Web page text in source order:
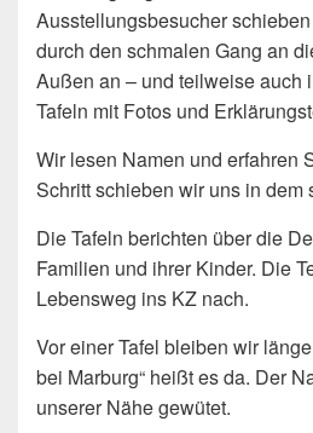
Ausstellungsbesucher
durch den schmalen Gang an
Außen an – und teilweise auch
Tafeln mit Fotos und
Wir lesen Namen und erfahren
Schritt schieben wir uns in dem
Die Tafeln berichten über die
Familien und ihrer Kinder. Die
Lebensweg ins KZ nach.
Vor einer Tafel bleiben wir
bei Marburg“ heißt es da. Der
unserer Nähe gewütet.